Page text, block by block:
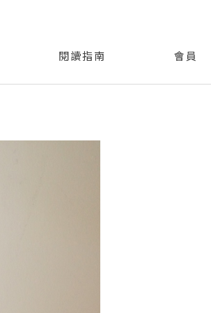
閱讀指南 會員